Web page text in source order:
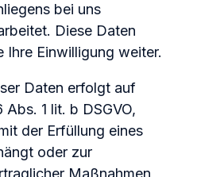
bei uns
Diese Daten
Ihre Einwilligung weiter.
Daten erfolgt auf
1 lit. b DSGVO,
der Erfüllung eines
oder zur